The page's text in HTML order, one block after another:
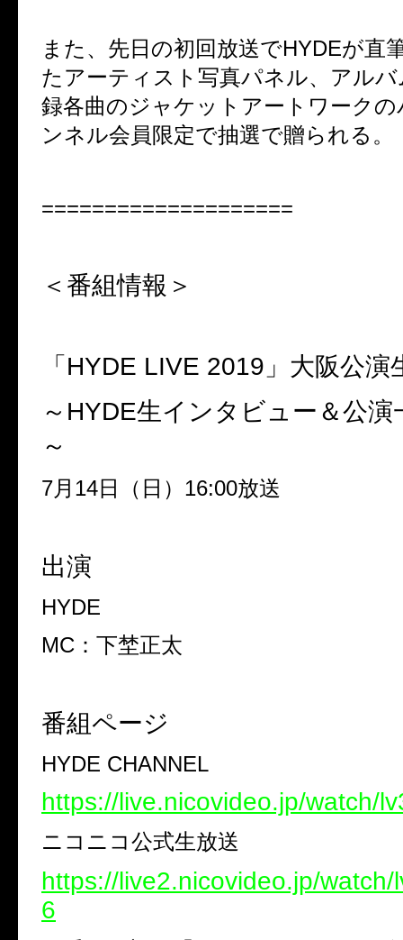
また、先日の初回放送でHYDEが直
たアーティスト写真パネル、アルバ
録各曲のジャケットアートワーク
ンネル会員限定で抽選で贈られる。
====================
＜番組情報＞
「 HYDE LIVE 2019 」大阪公演
～ HYDE生インタビュー＆公演
～
7月 14日（日） 16:00放送
出演
HYDE
MC ：下埜正太
番組ページ
HYDE CHANNEL
https://live.nicovideo.jp/watch/
ニコニコ公式生放送
https://live2.nicovideo.jp/
6